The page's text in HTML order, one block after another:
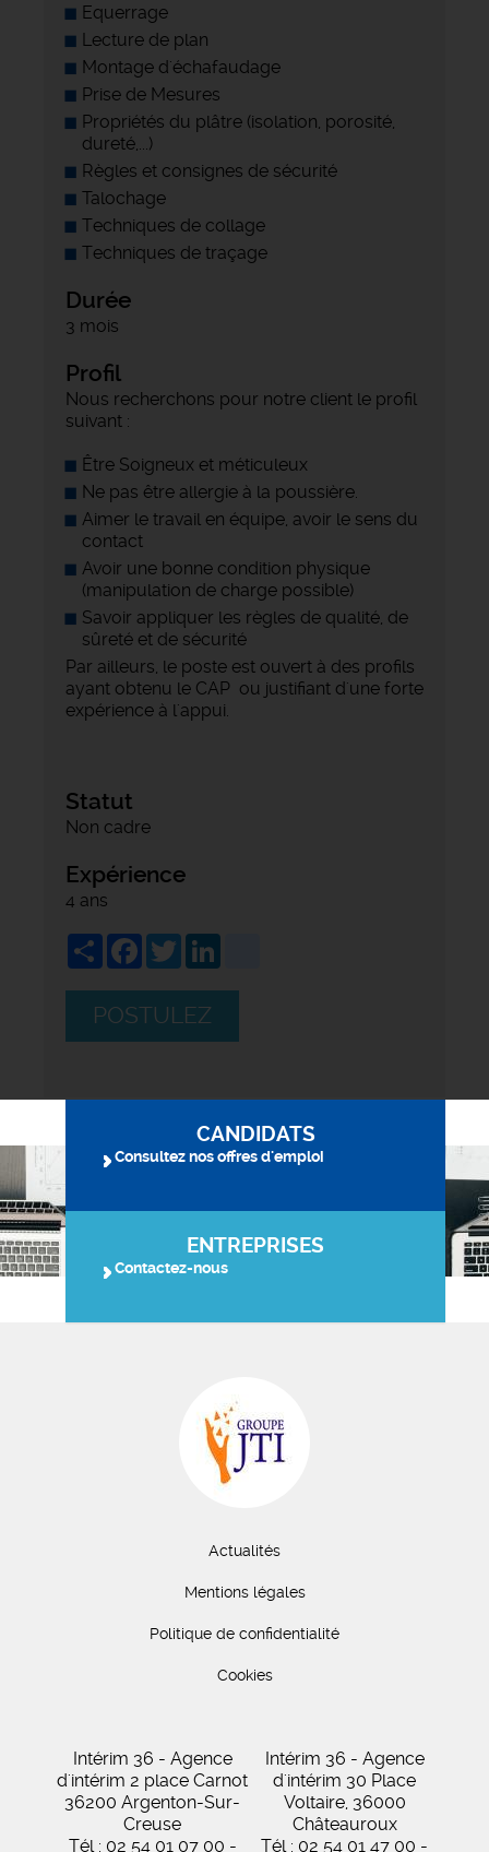
Equerrage
Lecture de plan
Montage d'échafaudage
Prise de Mesures
Propriétés du plâtre (isolation, porosité,
dureté,...)
Règles et consignes de sécurité
Talochage
Techniques de collage
Techniques de traçage
Durée
3 mois
Profil
Nous recherchons pour notre client le profil
suivant :
Être Soigneux et méticuleux
Ne pas être allergie à la poussière.
Aimer le travail en équipe, avoir le sens du
contact
Avoir une bonne condition physique
(manipulation de charge possible)
Savoir appliquer les règles de qualité, de
sûreté et de sécurité
Par ailleurs, le poste est ouvert à des profils
ayant obtenu le CAP ou justifiant d'une forte
expérience à l'appui.
Statut
Non cadre
Expérience
4 ans
ShareFacebook
Twitter
POSTULEZ
CANDIDATS
Consultez nos offres d'emploi
ENTREPRISES
Contactez-nous
Actualités
Mentions légales
Politique de confidentialité
Cookies
Intérim 36 - Agence
d'intérim 2 place Carnot
36200 Argenton-Sur-
Creuse
Tél : 02 54 01 07 00 -
Intérim 36 - Agence
d'intérim 30 Place
Voltaire, 36000
Châteauroux
Tél : 02 54 01 47 00 -